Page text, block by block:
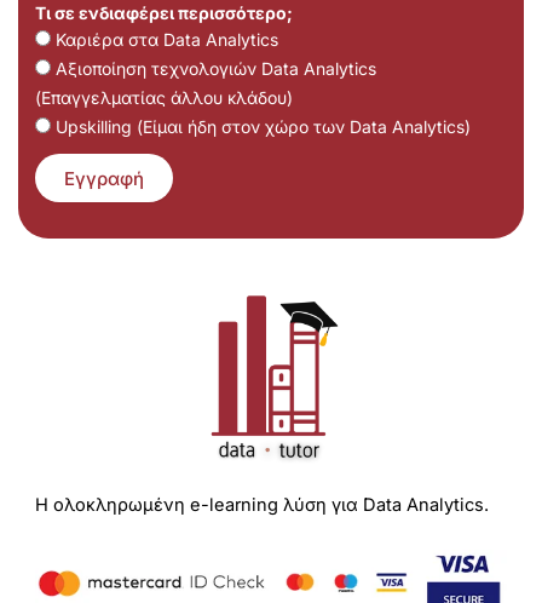
Τι σε ενδιαφέρει περισσότερο;
Καριέρα στα Data Analytics
Αξιοποίηση τεχνολογιών Data Analytics
(Επαγγελματίας άλλου κλάδου)
Upskilling (Είμαι ήδη στον χώρο των Data Analytics)
Εγγραφή
Η ολοκληρωμένη e-learning λύση για Data Analytics.